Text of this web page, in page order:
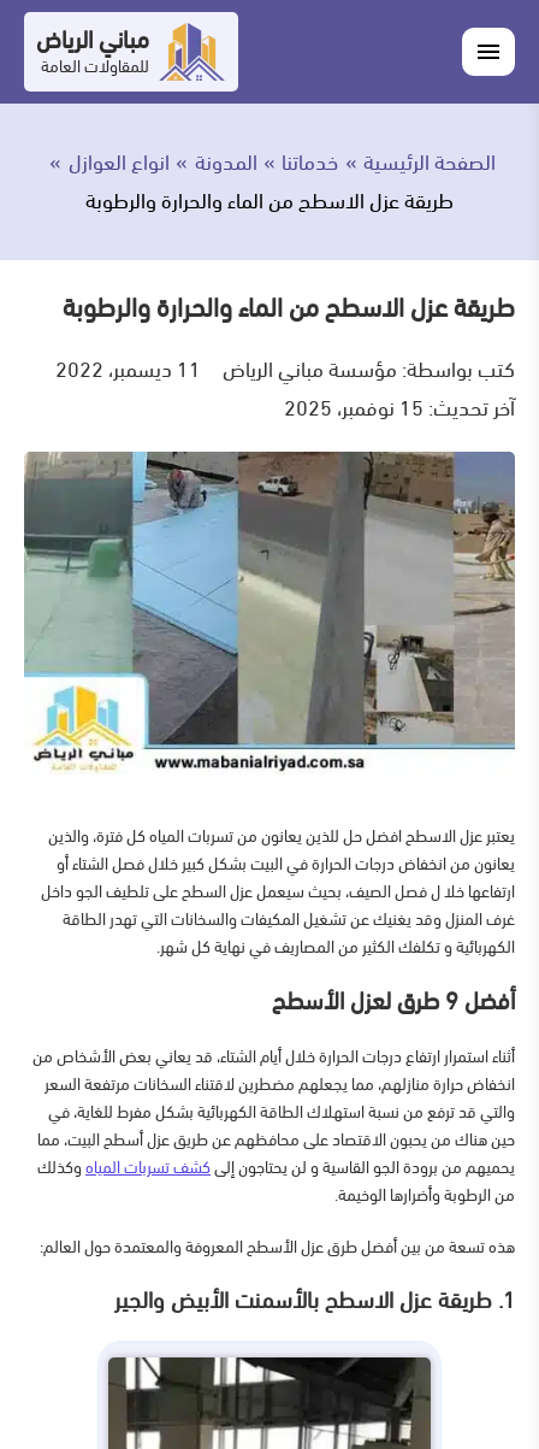
إلى
المحتوى
القائمة
مباني الرياض
للمقاولات العامة
اغلاق
القائمة
المدونة
بنا
الصفحة الرئيسية خدماتنا المدونة
انواع العوازل
طريقة عزل الاسطح من الماء والحرارة والرطوبة
طريقة عزل الاسطح من الماء والحرارة والرطوبة
كتب بواسطة: مؤسسة مباني الرياض
11 ديسمبر، 2022
آخر تحديث: 15 نوفمبر، 2025
يعتبر عزل الاسطح افضل حل للذين يعانون من تسربات المياه كل فترة، والذين
يعانون من انخفاض درجات الحرارة في البيت بشكل كبير خلال فصل الشتاء أو
ارتفاعها خلا ل فصل الصيف، بحيث سيعمل عزل السطح على تلطيف الجو داخل
غرف المنزل وقد يغنيك عن تشغيل المكيفات والسخانات التي تهدر الطاقة
الكهربائية و تكلفك الكثير من المصاريف في نهاية كل شهر.
أفضل 9 طرق لعزل الأسطح
أثناء استمرار ارتفاع درجات الحرارة خلال أيام الشتاء، قد يعاني بعض الأشخاص من
انخفاض حرارة منازلهم، مما يجعلهم مضطرين لاقتناء السخانات مرتفعة السعر
والتي قد ترفع من نسبة استهلاك الطاقة الكهربائية بشكل مفرط للغاية، في
حين هناك من يحبون الاقتصاد على محافظهم عن طريق عزل أسطح البيت، مما
يحميهم من برودة الجو القاسية و لن يحتاجون إلىكشف تسربات المياهوكذلك
من الرطوبة وأضرارها الوخيمة.
هذه تسعة من بين أفضل طرق عزل الأسطح المعروفة والمعتمدة حول العالم:
1. طريقة عزل الاسطح بالأسمنت الأبيض والجير